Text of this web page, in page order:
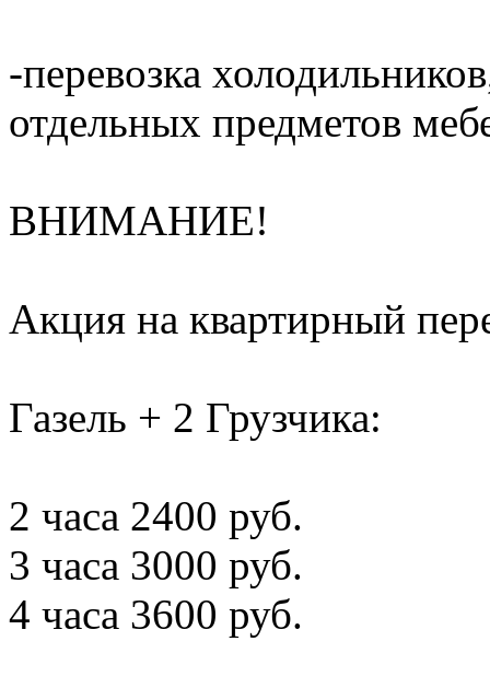
-перевозка
отдельных предметов
ВНИМАНИЕ!
Акция на квартирный
Газель + 2 Грузчика:
2 часа 2400 руб.
3 часа 3000 руб.
4 часа 3600 руб.